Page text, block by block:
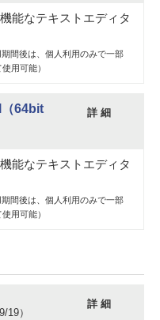
能なテキストエディタ
間後は、個人利用のみで一部
用可能）
64bit
詳 細
能なテキストエディタ
間後は、個人利用のみで一部
用可能）
19）
詳 細